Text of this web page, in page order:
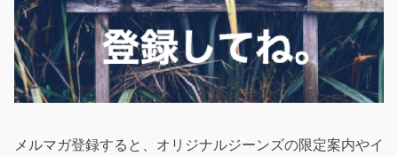
メルマガ登録すると、オリジナルジーンズの限定案内やイ